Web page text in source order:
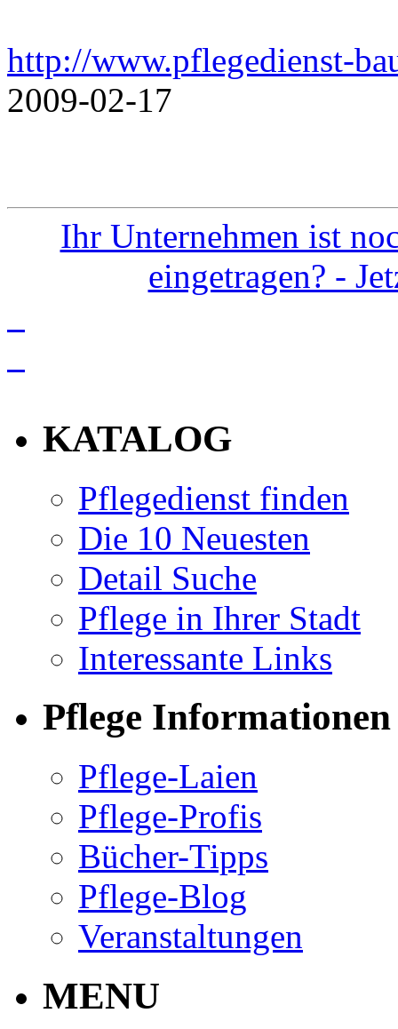
http://www.pflegedienst-
2009-02-17
Ihr Unternehmen ist
eingetragen? -
KATALOG
Pflegedienst finden
Die 10 Neuesten
Detail Suche
Pflege in Ihrer Stadt
Interessante Links
Pflege Informationen
Pflege-Laien
Pflege-Profis
Bücher-Tipps
Pflege-Blog
Veranstaltungen
MENU